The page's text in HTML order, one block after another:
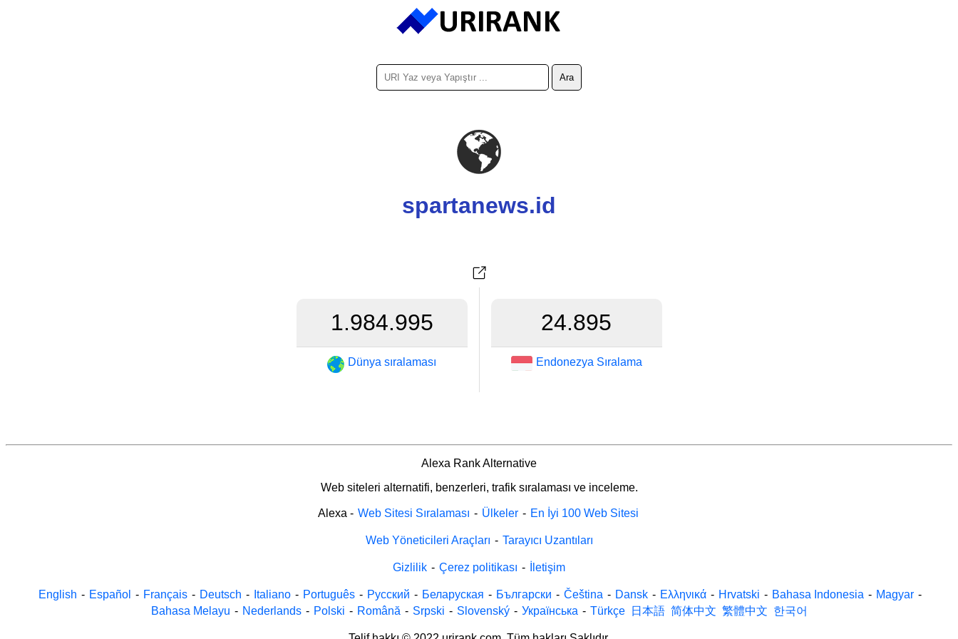
spartanews.id
1.984.995
Dünya sıralaması
24.895
Endonezya Sıralama
Alexa Rank Alternative
Web siteleri alternatifi, benzerleri, trafik sıralaması ve inceleme.
Alexa - Web Sitesi Sıralaması - Ülkeler - En İyi 100 Web Sitesi
Web Yöneticileri Araçları - Tarayıcı Uzantıları
Gizlilik - Çerez politikası - İletişim
English - Español - Français - Deutsch - Italiano - Português - Русский - Беларуская - Български - Čeština - Dansk - Ελληνικά - Hrvatski - Bahasa Indonesia - Magyar -
Bahasa Melayu - Nederlands - Polski - Română - Srpski - Slovenský - Українська - Türkçe 日本語 简体中文 繁體中文 한국어